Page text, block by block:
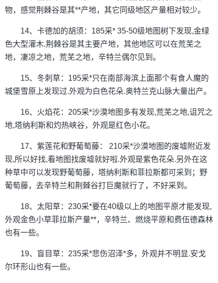
物，感觉荆棘谷是其**产地，其它同级地区产量相对较少。
14、卡德加的胡须：185采* 35-50级地图树下发现,金绿
色大型灌木.荆棘谷是其主要产地，其他地区可以在荒芜之
地，凄凉之地，荒芜之地，辛特兰偶尔见到。
15、冬刺草：195采*只在南部海滨上面那个有食人魔的
城堡雪原上发现过.外观为白色花朵.奥特兰克山脉大量出产。
16、火焰花：205采*沙漠地图多有发现,荒芜之地,诅咒之
地,塔纳利斯和灼热峡谷，外观是红色小花。
17、紫莲花和野葡萄藤： 210采*沙漠地图的废墟附近发
现,所以好找,看地图找废墟就好啦.外观是紫色花朵.另外在这
种草中可以发现野葡萄藤，塔纳利斯和菲拉斯都可采到；野
葡萄藤，去辛特兰和荆棘谷打巨魔就行了，不好采到。
18、太阳草：230采*要在40级以上的地图平原才能发现,
外观金色小草菲拉斯产量**，辛特兰、燃烧平原和费伍德森林
也有一些。
19、盲目草：235采*悲伤沼泽*多，外观并不明显.安戈
尔环形山也有一些。